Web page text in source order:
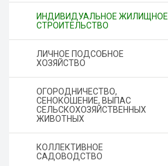
ИНДИВИДУАЛЬНОЕ ЖИЛИЩНОЕ
СТРОИТЕЛЬСТВО
ЛИЧНОЕ ПОДСОБНОЕ
ХОЗЯЙСТВО
ОГОРОДНИЧЕСТВО,
СЕНОКОШЕНИЕ, ВЫПАС
СЕЛЬСКОХОЗЯЙСТВЕННЫХ
ЖИВОТНЫХ
КОЛЛЕКТИВНОЕ
САДОВОДСТВО